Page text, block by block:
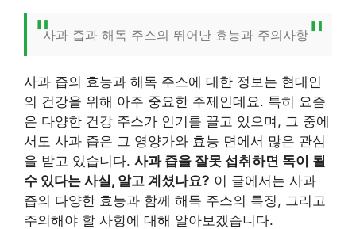
사과 즙과 해독 주스의 뛰어난 효능과 주의사항
사과 즙의 효능과 해독 주스에 대한 정보는 현대인
의 건강을 위해 아주 중요한 주제인데요. 특히 요즘
은 다양한 건강 주스가 인기를 끌고 있으며, 그 중에
서도 사과 즙은 그 영양가와 효능 면에서 많은 관심
을 받고 있습니다. 사과 즙을 잘못 섭취하면 독이 될
수 있다는 사실, 알고 계셨나요? 이 글에서는 사과
즙의 다양한 효능과 함께 해독 주스의 특징, 그리고
주의해야 할 사항에 대해 알아보겠습니다.